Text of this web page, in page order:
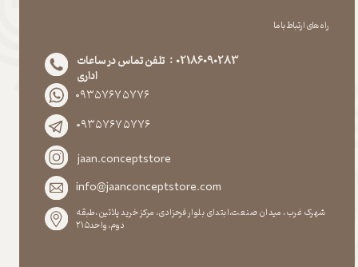
راه های ارتباط با ما
02186090283 : تلفن تماس در ساعات
اداری
۰۹۳۵۷۶۷۵۷۷۶
۰۹۳۵۷۶۷۵۷۷۶
jaan.conceptstore
info@jaanconceptstore.com
شهرک غرب، میدان صنعت،ابتدای بلوار فرحزادی، مرکز خرید پلاتین،طبقه
دوم،واحد۲۱۵